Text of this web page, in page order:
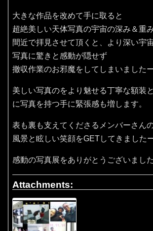
大きな作品を改めて手に取ると
超絶美しい天体写真の宇宙の深み＆重
間近で拝見させて頂くと、より深い宇
写真に驚きと感動が隠せず
撤収作業のお邪魔をしてしまいました
美しい写真のをより魅せる丁寧な額装
に写真を持つ手に緊張感も増します。
表も裏も支えてくださるメンバーさん
風景と眩しい笑顔をGETしてきました
感動の写真展をありがとうございまし
Attachments: